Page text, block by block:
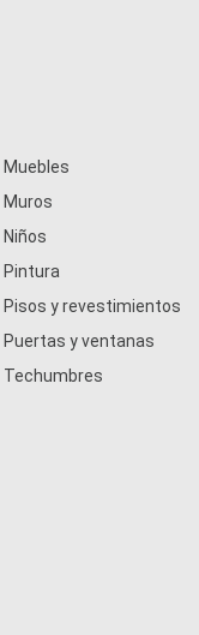
Muebles
Muros
Niños
Pintura
Pisos y revestimientos
Puertas y ventanas
Techumbres